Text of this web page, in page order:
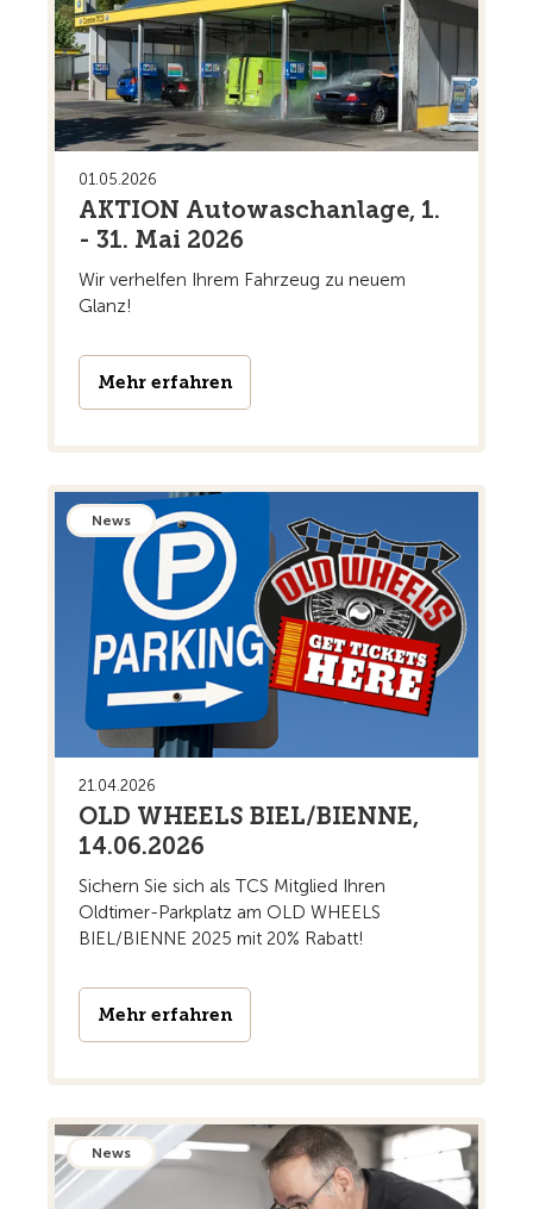
01.05.2026
AKTION Autowaschanlage, 1.
- 31. Mai 2026
Wir verhelfen Ihrem Fahrzeug zu neuem
Glanz!
Mehr erfahren
News
21.04.2026
OLD WHEELS BIEL/BIENNE,
14.06.2026
Sichern Sie sich als TCS Mitglied Ihren
Oldtimer-Parkplatz am OLD WHEELS
BIEL/BIENNE 2025 mit 20% Rabatt!
Mehr erfahren
News